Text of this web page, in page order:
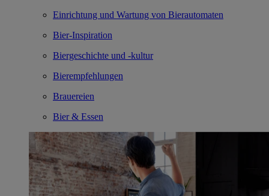
Einrichtung und Wartung von Bierautomaten
Bier-Inspiration
Biergeschichte und -kultur
Bierempfehlungen
Brauereien
Bier & Essen